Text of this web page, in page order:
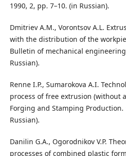
1990, 2, pp. 7–10. (in Russian).
Dmitriev A.M., Vorontsov A.L.
with the distribution of the
Bulletin of mechanical
Russian).
Renne I.P., Sumarokova A.I.
process of free extrusion (without
Forging and Stamping Production.
Russian).
Danilin G.A., Ogorodnikov V.P.
processes of combined plastic